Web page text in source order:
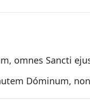
omnes Sancti
Dóminum,